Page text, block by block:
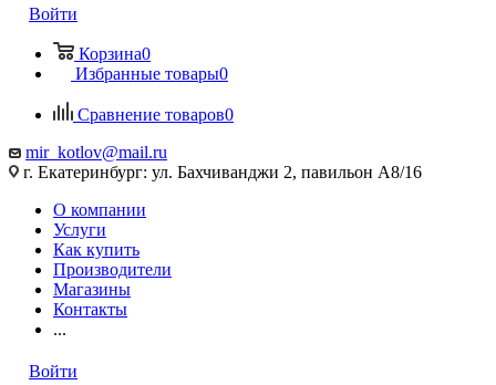
Войти
Корзина0
Избранные товары0
Сравнение товаров0
mir_kotlov@mail.ru
г. Екатеринбург: ул. Бахчиванджи 2, павильон А8/16
О компании
Услуги
Как купить
Производители
Магазины
Контакты
...
Войти